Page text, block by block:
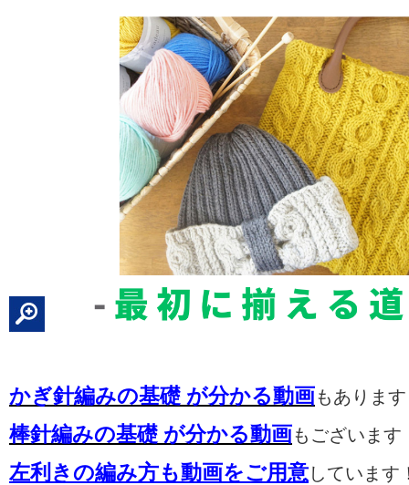
かぎ針編みの基礎 が分かる動画もありま
棒針編みの基礎 が分かる動画もございます
左利きの編み方も動画をご用意しています